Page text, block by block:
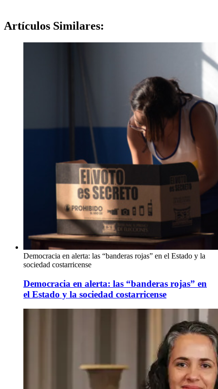
Artículos Similares:
Democracia en alerta: las “banderas rojas” en el Estado y la
sociedad costarricense
Democracia en alerta: las “banderas rojas” en
el Estado y la sociedad costarricense